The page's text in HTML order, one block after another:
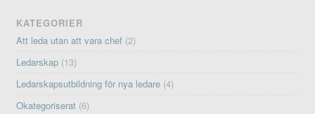
KATEGORIER
Att leda utan att vara chef (2)
Ledarskap (13)
Ledarskapsutbildning för nya ledare (4)
Okategoriserat (6)